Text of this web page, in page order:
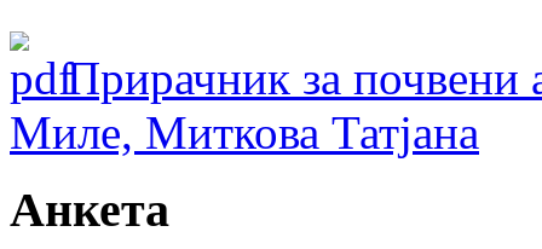
Прирачник за почвени
Миле, Миткова Татјана
Анкета